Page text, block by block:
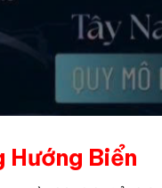
Hướng Biển